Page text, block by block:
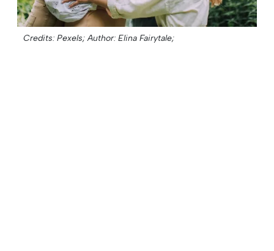
Credits: Pexels; Author: Elina Fairytale;